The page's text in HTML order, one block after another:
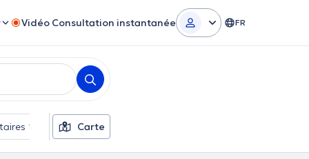
Vidéo Consultation instantanée FR
Carte